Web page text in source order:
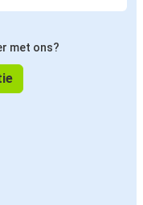
met ons?